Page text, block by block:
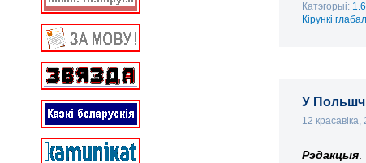
Катэгорыі:
Кірункі
У
12 красавіка,
Рэдакцыя